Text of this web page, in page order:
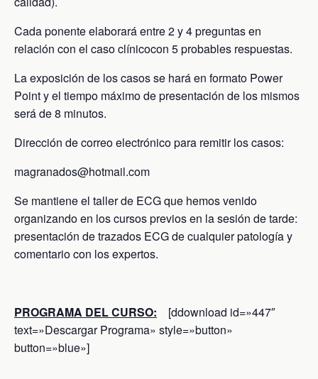
Cada ponente elaborará entre 2 y 4 preguntas en
relación con el caso clínicocon 5 probables respuestas.
La exposición de los casos se hará en formato Power
Point y el tiempo máximo de presentación de los mismos
será de 8 minutos.
Dirección de correo electrónico para remitir los casos:
magranados@hotmail.com
Se mantiene el taller de ECG que hemos venido
organizando en los cursos previos en la sesión de tarde:
presentación de trazados ECG de cualquier patología y
comentario con los expertos.
PROGRAMA DEL CURSO: [ddownload id=»447″
text=»Descargar Programa» style=»button»
button=»blue»]